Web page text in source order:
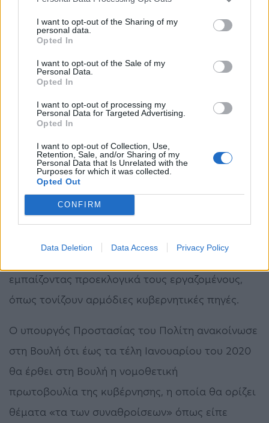
I want to opt-out of the Sharing of my
personal data.
Opted In
I want to opt-out of the Sale of my
Personal Data.
Opted In
I want to opt-out of processing my
Personal Data for Targeted Advertising.
Opted In
I want to opt-out of Collection, Use,
Retention, Sale, and/or Sharing of my
Personal Data that Is Unrelated with the
Purposes for which it was collected.
Opted Out
CONFIRM
Data Deletion Data Access Privacy Policy
αυτό οδηγεί σε 2.333 ευρώ μεικτά το μήνα σε
12μηνη βάση.
εκδοτήρια που προκάλεσαν τη στάση εργασίας,
το 2014 όταν εκδότες και ελεγκτές ήταν στα
ήταν 220 εκ. Το 2018 τα έσοδα από εισπράξεις
περιορίστηκαν στα 150 εκ. ευρώ. Παρά τις
οικονομικές δυσκολίες και τα χαμηλά έσοδα, η
νέα κυβέρνηση της ΝΔ ενέκρινε τις συλλογικές
εμπαίζοντας προεκλογικά τους εργαζομένους,
όπως τονίζουν αρμόδιες κυβερνητικές πηγές.
Ο υπουργός Προστασίας του Πολίτη ανακοίνωσε
στη Βουλή ότι έως τα τέλη Ιανουαρίου του 2020
θα έρθει στη Βουλή η νομοθετική
πρωτοβουλία της κυβέρνησης, η οποία θα ορίζει
θέματα «τα των συναθροίσεων» όπως είπε